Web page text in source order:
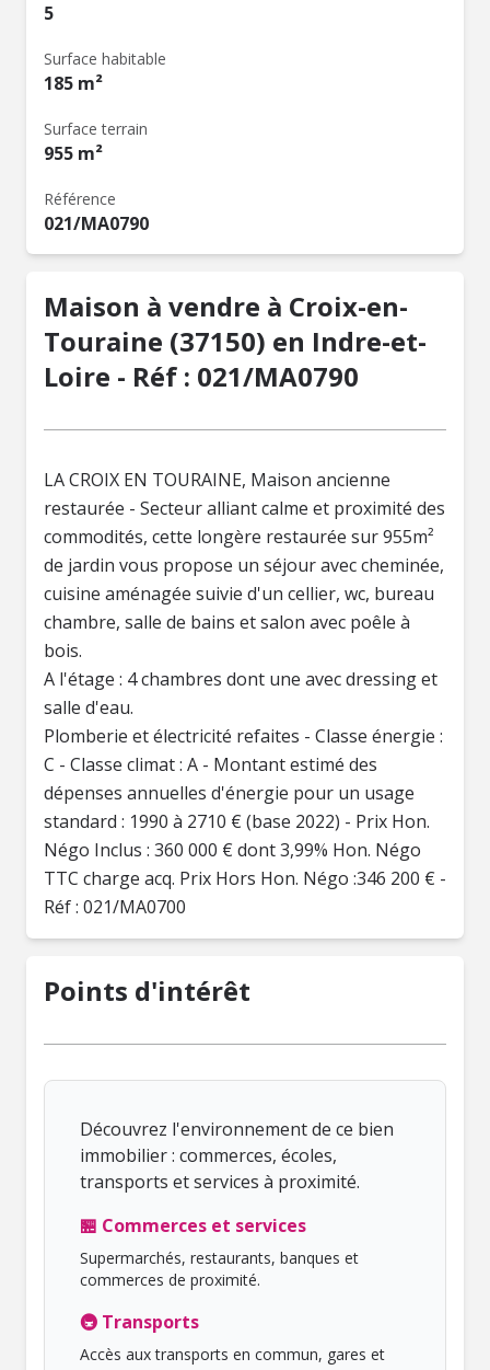
5
Surface habitable
185 m²
Surface terrain
955 m²
Référence
021/MA0790
Maison à vendre à Croix-en-
Touraine (37150) en Indre-et-
Loire - Réf : 021/MA0790
LA CROIX EN TOURAINE, Maison ancienne
restaurée - Secteur alliant calme et proximité des
commodités, cette longère restaurée sur 955m²
de jardin vous propose un séjour avec cheminée,
cuisine aménagée suivie d'un cellier, wc, bureau
chambre, salle de bains et salon avec poêle à
bois.
A l'étage : 4 chambres dont une avec dressing et
salle d'eau.
Plomberie et électricité refaites - Classe énergie :
C - Classe climat : A - Montant estimé des
dépenses annuelles d'énergie pour un usage
standard : 1990 à 2710 € (base 2022) - Prix Hon.
Négo Inclus : 360 000 € dont 3,99% Hon. Négo
TTC charge acq. Prix Hors Hon. Négo :346 200 € -
Réf : 021/MA0700
Points d'intérêt
Découvrez l'environnement de ce bien
immobilier : commerces, écoles,
transports et services à proximité.
🏪 Commerces et services
Supermarchés, restaurants, banques et
commerces de proximité.
🚇 Transports
Accès aux transports en commun, gares et